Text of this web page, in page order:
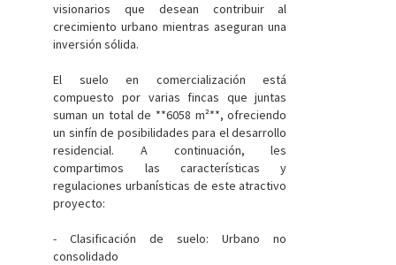
visionarios que desean contribuir al
crecimiento urbano mientras aseguran una
inversión sólida.
El suelo en comercialización está
compuesto por varias fincas que juntas
suman un total de **6058 m²**, ofreciendo
un sinfín de posibilidades para el desarrollo
residencial. A continuación, les
compartimos las características y
regulaciones urbanísticas de este atractivo
proyecto:
- Clasificación de suelo: Urbano no
consolidado